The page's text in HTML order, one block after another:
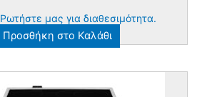
Ρωτήστε μας για διαθεσιμότητα.
Προσθήκη στο Καλάθι